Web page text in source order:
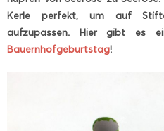
Kerle perfekt, um auf
aufzupassen. Hier gibt es
Bauernhofgeburtstag!